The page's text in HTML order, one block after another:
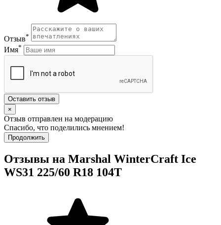
Отзыв*
Имя*
Оставить отзыв
×
Отзыв отправлен на модерацию
Спасибо, что поделились мнением!
Продолжить
Отзывы на Marshal WinterCraft Ice
WS31 225/60 R18 104T